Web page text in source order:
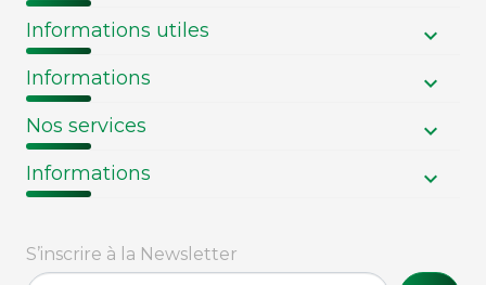
Informations utiles
Informations
Nos services
Informations
S’inscrire à la Newsletter